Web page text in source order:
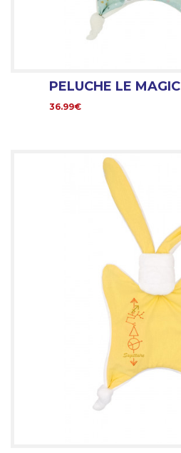
PELUCHE LE MAGIC
36.99€